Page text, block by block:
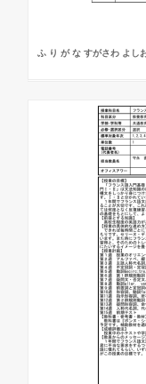
ふ り が な すがさわ よし